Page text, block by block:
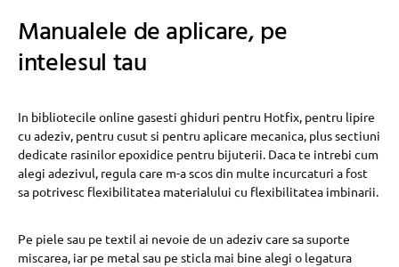
Manualele de aplicare, pe
intelesul tau
In bibliotecile online gasesti ghiduri pentru Hotfix, pentru lipire
cu adeziv, pentru cusut si pentru aplicare mecanica, plus sectiuni
dedicate rasinilor epoxidice pentru bijuterii. Daca te intrebi cum
alegi adezivul, regula care m-a scos din multe incurcaturi a fost
sa potrivesc flexibilitatea materialului cu flexibilitatea imbinarii.
Pe piele sau pe textil ai nevoie de un adeziv care sa suporte
miscarea, iar pe metal sau pe sticla mai bine alegi o legatura